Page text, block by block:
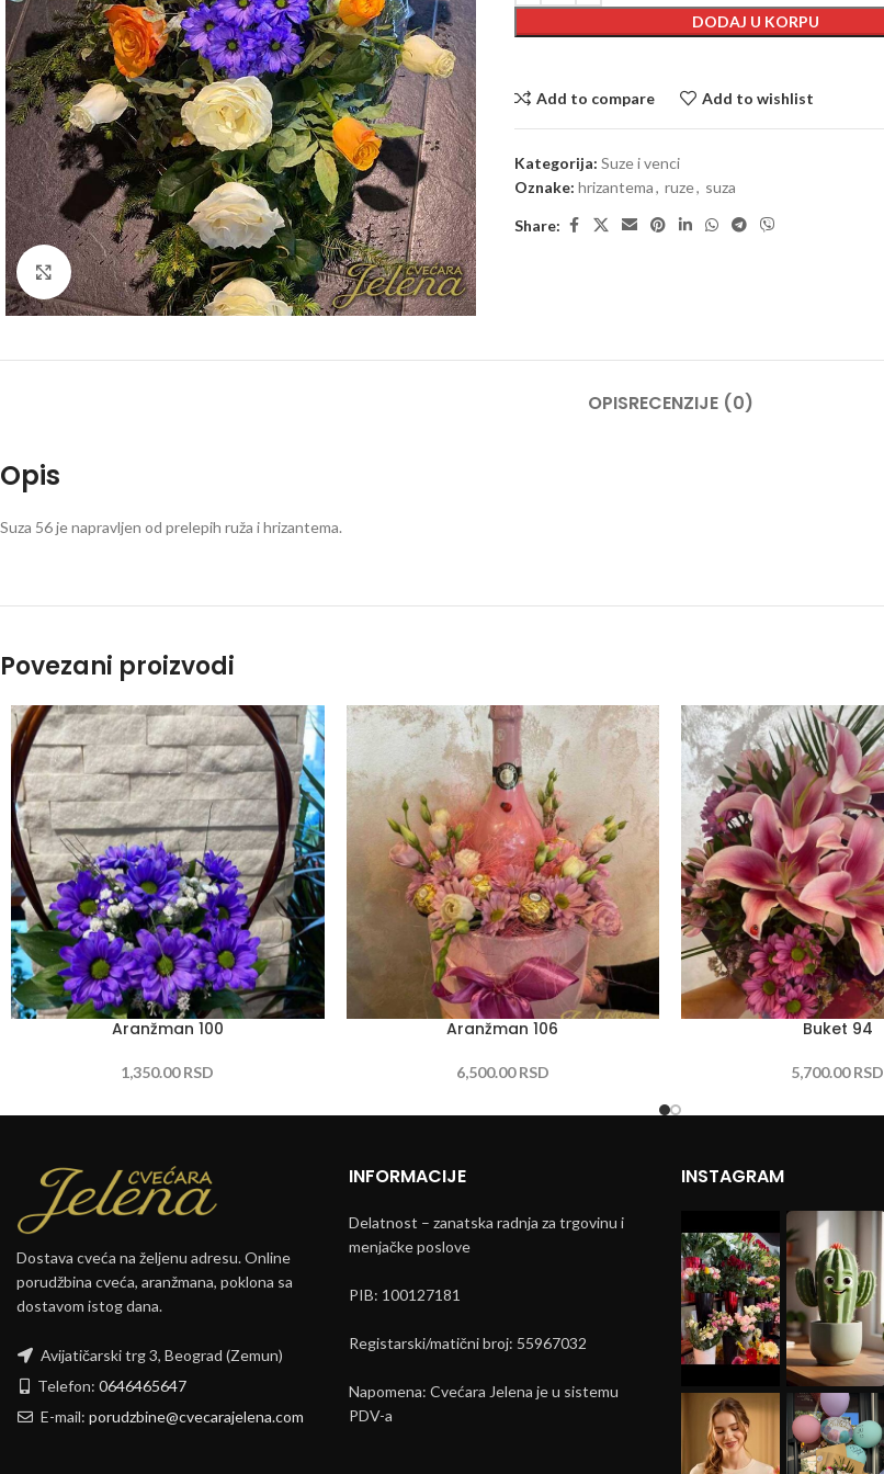
Click to enlarge
DODAJ U KORPU
Add to compare Add to wishlist
Kategorija: Suze i venci
Oznake: hrizantema , ruze, suza
Share:
OPISRECENZIJE (0)
Opis
Suza 56 je napravljen od prelepih ruža i hrizantema.
Povezani proizvodi
Aranžman 100
1,350.00RSD
Aranžman 106
6,500.00RSD
Buket 94
5,700.00RSD
Dostava cveća na željenu adresu. Online
porudžbina cveća, aranžmana, poklona sa
dostavom istog dana.
Avijatičarski trg 3, Beograd (Zemun)
Telefon: 0646465647
E-mail: porudzbine@cvecarajelena.com
INFORMACIJE
Delatnost – zanatska radnja za trgovinu i
menjačke poslove
PIB: 100127181
Registarski/matični broj: 55967032
Napomena: Cvećara Jelena je u sistemu
PDV-a
INSTAGRAM